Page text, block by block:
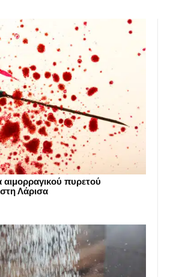
πυρετού
Λάρισα